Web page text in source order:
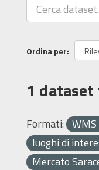
Ordina per
1
Formati: WMS
luoghi di
Mercato